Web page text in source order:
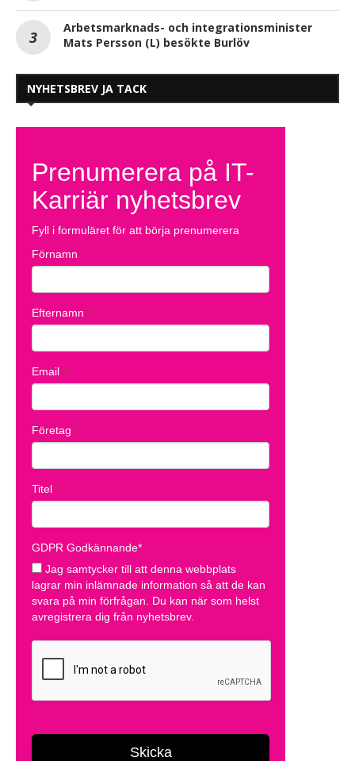
Arbetsmarknads- och integrationsminister
Mats Persson (L) besökte Burlöv
NYHETSBREV JA TACK